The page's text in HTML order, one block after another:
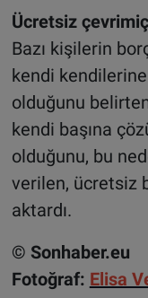
Ücretsiz
Bazı kişilerin
kendi
olduğunu
kendi başına
olduğunu, bu
verilen, ücretsiz
aktardı.
© Sonhaber.eu
Fotoğraf: Elisa